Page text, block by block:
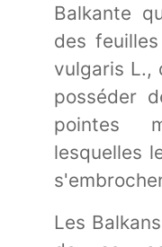
Balkante
des
vulgaris L.,
posséder
pointes
lesquelles
Les